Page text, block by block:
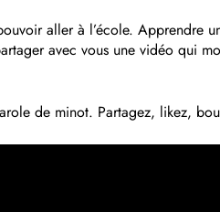
aller à l’école. Apprendre
avec vous une vidéo qui
de minot. Partagez, likez,